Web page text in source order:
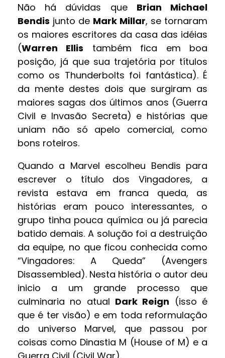
Não há dúvidas que Brian Michael
Bendis junto de Mark Millar, se tornaram
os maiores escritores da casa das idéias
(Warren Ellis também fica em boa
posição, já que sua trajetória por títulos
como os Thunderbolts foi fantástica). É
da mente destes dois que surgiram as
maiores sagas dos últimos anos (Guerra
Civil e Invasão Secreta) e histórias que
uniam não só apelo comercial, como
bons roteiros.
Quando a Marvel escolheu Bendis para
escrever o título dos Vingadores, a
revista estava em franca queda, as
histórias eram pouco interessantes, o
grupo tinha pouca química ou já parecia
batido demais. A solução foi a destruição
da equipe, no que ficou conhecida como
“Vingadores: A Queda” (Avengers
Disassembled). Nesta história o autor deu
inicio a um grande processo que
culminaria no atual Dark Reign (isso é
que é ter visão) e em toda reformulação
do universo Marvel, que passou por
coisas como Dinastia M (House of M) e a